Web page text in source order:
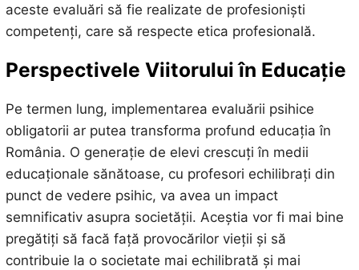
aceste evaluări să fie realizate de profesioniști
competenți, care să respecte etica profesională.
Perspectivele Viitorului în Educație
Pe termen lung, implementarea evaluării psihice
obligatorii ar putea transforma profund educația în
România. O generație de elevi crescuți în medii
educaționale sănătoase, cu profesori echilibrați din
punct de vedere psihic, va avea un impact
semnificativ asupra societății. Aceștia vor fi mai bine
pregătiți să facă față provocărilor vieții și să
contribuie la o societate mai echilibrată și mai